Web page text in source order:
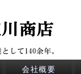
会社概要